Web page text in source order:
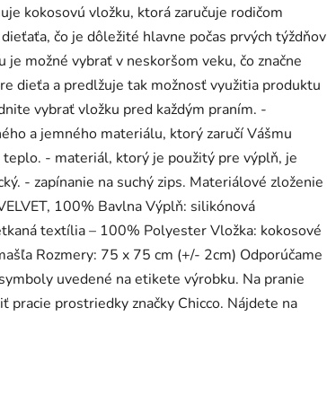
kokosovú vložku, ktorá zaručuje rodičom
čo je dôležité hlavne počas prvých týždňov
je možné vybrať v neskoršom veku, čo značne
dieťa a predlžuje tak možnosť využitia produktu
vybrať vložku pred každým praním. -
a jemného materiálu, ktorý zaručí Vášmu
- materiál, ktorý je použitý pre výplň, je
- zapínanie na suchý zips. Materiálové zloženie
100% Bavlna Výplň: silikónová
textília – 100% Polyester Vložka: kokosové
Rozmery: 75 x 75 cm (+/- 2cm) Odporúčame
uvedené na etikete výrobku. Na pranie
pracie prostriedky značky Chicco. Nájdete na